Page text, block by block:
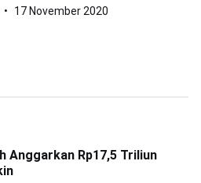
17 November 2020
Anggarkan Rp17,5 Triliun